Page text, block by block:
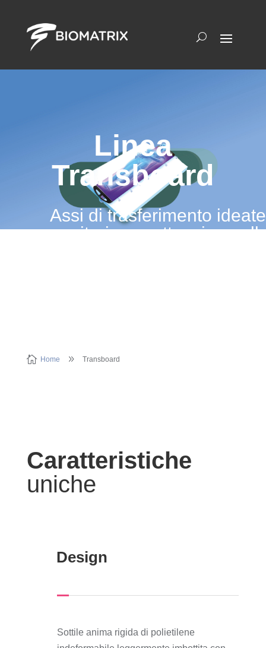
Linea
Transboard
Assi di trasferimento
sanitari, con attenzione
 Home 9 Transboard
Caratteristiche
uniche
Design
Sottile anima rigida di polietilene